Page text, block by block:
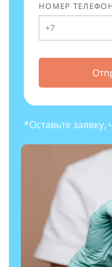
НОМЕР
*Оставьте